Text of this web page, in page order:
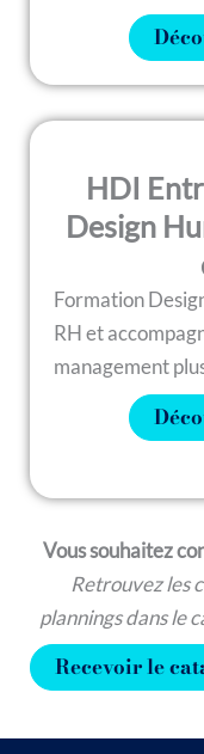
HDI
Design
Formation
RH et
management
Vous souhaitez
Retrouvez les
plannings dans le
Recevoir le